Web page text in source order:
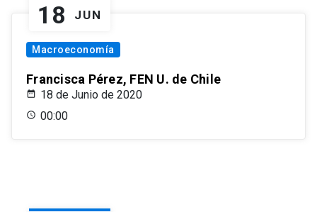
18 JUN
Macroeconomía
Francisca Pérez, FEN U. de Chile
18 de Junio de 2020
00:00